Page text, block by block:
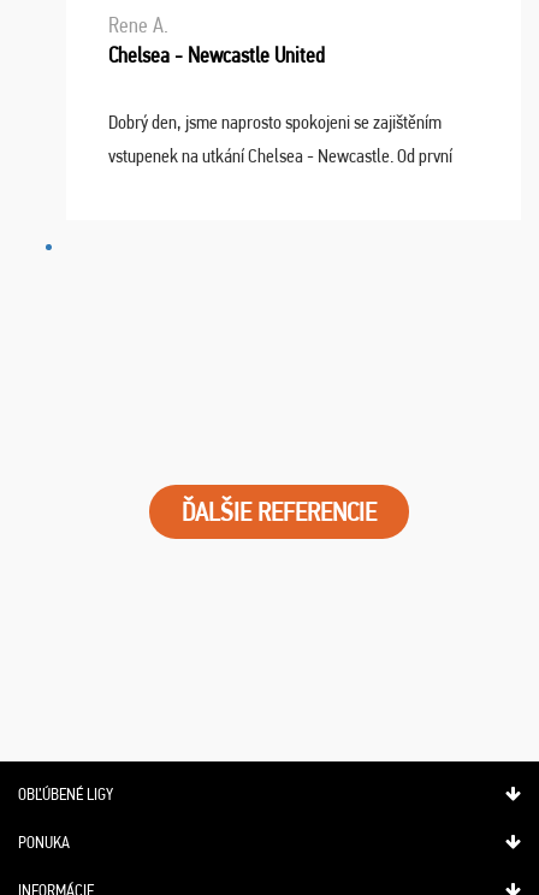
Rene A.
Chelsea - Newcastle United
Dobrý den, jsme naprosto spokojeni se zajištěním
vstupenek na utkání Chelsea - Newcastle. Od první
ĎALŠIE REFERENCIE
OBĽÚBENÉ LIGY
PONUKA
INFORMÁCIE